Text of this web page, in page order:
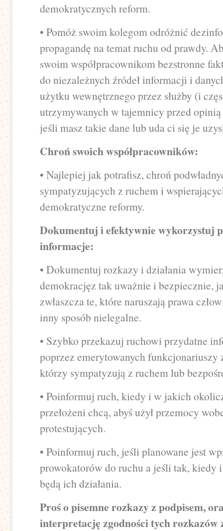
demokratycznych reform.
• Pomóż swoim kolegom odróżnić
propagandę na temat ruchu od prawdy.
swoim współpracownikom bezstronne
do niezależnych źródeł informacji i
użytku wewnętrznego przez służby (i
utrzymywanych w tajemnicy przed
jeśli masz takie dane lub uda ci się je
Chroń swoich współpracowników:
• Najlepiej jak potrafisz, chroń
sympatyzujących z ruchem i
demokratyczne reformy.
Dokumentuj i efektywnie wykorzystuj
informacje:
• Dokumentuj rozkazy i działania
demokracjęz tak uważnie i bezpiecznie,
zwłaszcza te, które naruszają prawa
inny sposób nielegalne.
• Szybko przekazuj ruchowi przydatne
poprzez emerytowanych funkcjonariuszy
którzy sympatyzują z ruchem lub
• Poinformuj ruch, kiedy i w jakich
przełożeni chcą, abyś użył przemocy
protestujących.
• Poinformuj ruch, jeśli planowane jest
prowokatorów do ruchu a jeśli tak, kiedy
będą ich działania.
Proś o pisemne rozkazy z podpisem,
interpretację zgodności tych rozkazów